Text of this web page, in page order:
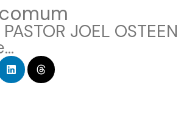
JOEL OSTEEN